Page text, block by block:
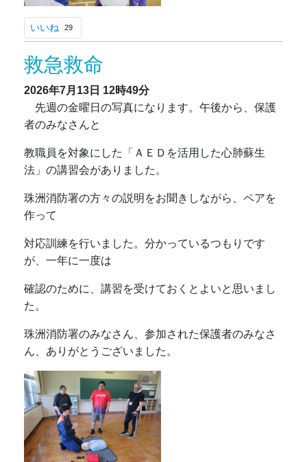
いいね 29
救急救命
2026年7月13日 12時49分
先週の金曜日の写真になります。午後から、保護
者のみなさんと
教職員を対象にした「ＡＥＤを活用した心肺蘇生
法」の講習会がありました。
珠洲消防署の方々の説明をお聞きしながら、ペアを
作って
対応訓練を行いました。分かっているつもりです
が、一年に一度は
確認のために、講習を受けておくとよいと思いまし
た。
珠洲消防署のみなさん、参加された保護者のみなさ
ん、ありがとうございました。